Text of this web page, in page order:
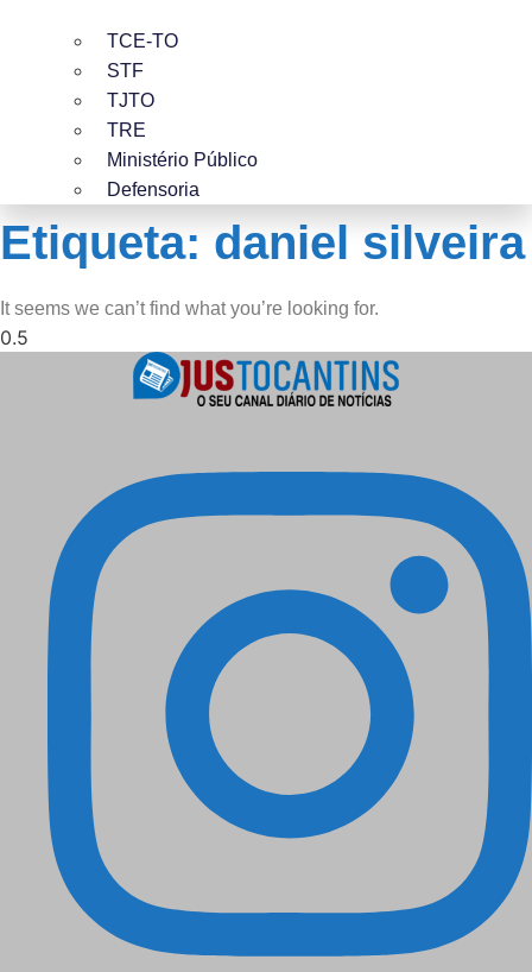
TCE-TO
STF
TJTO
TRE
Ministério Público
Defensoria
Etiqueta: daniel silveira
It seems we can’t find what you’re looking for.